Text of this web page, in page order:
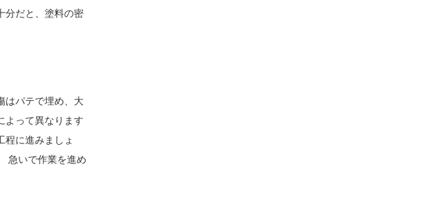
分だと、塗料の密
はパテで埋め、大
よって異なります
程に進みましょ
急いで作業を進め